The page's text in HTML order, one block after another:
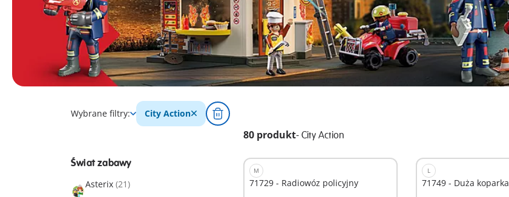
Wybrane filtry: City Action
80 produkt- City Action
Świat zabawy
Asterix (21)
M
71729 - Radiowóz policyjny
L
71749 - Duża koparka